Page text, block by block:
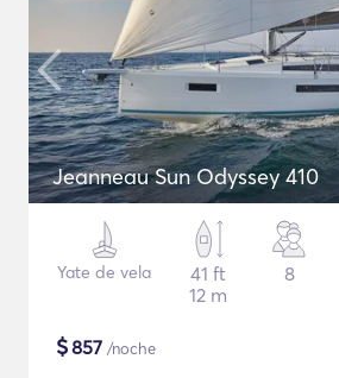
Jeanneau Sun Odyssey 410
Yate de vela
41 ft
12 m
8
$857 /noche